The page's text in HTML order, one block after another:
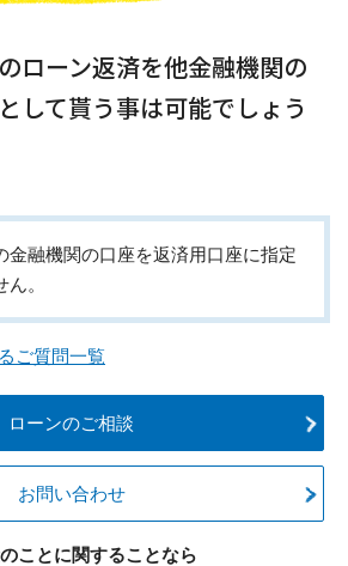
ローン返済を他金融機関の
して貰う事は可能でしょう
金融機関の口座を返済用口座に指定
。
ご質問一覧
ローンのご相談
お問い合わせ
ことに関することなら